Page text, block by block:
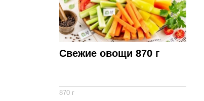
Свежие овощи 870 г
870 г